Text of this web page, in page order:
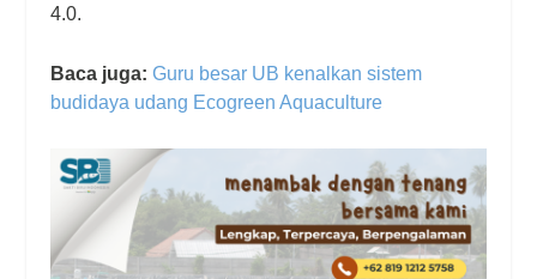
4.0.
Baca juga:Guru besar UB kenalkan sistem
budidaya udang Ecogreen Aquaculture